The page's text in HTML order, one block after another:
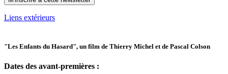
Liens extérieurs
"Les Enfants du Hasard", un film de Thierry Michel et de Pascal Colson
Dates des avant-premières :